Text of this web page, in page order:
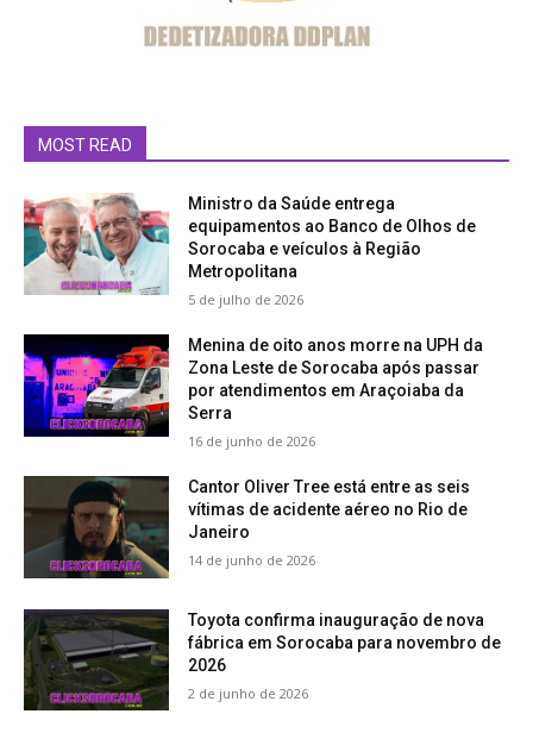
MOST READ
Ministro da Saúde entrega
equipamentos ao Banco de Olhos de
Sorocaba e veículos à Região
Metropolitana
5 de julho de 2026
Menina de oito anos morre na UPH da
Zona Leste de Sorocaba após passar
por atendimentos em Araçoiaba da
Serra
16 de junho de 2026
Cantor Oliver Tree está entre as seis
vítimas de acidente aéreo no Rio de
Janeiro
14 de junho de 2026
Toyota confirma inauguração de nova
fábrica em Sorocaba para novembro de
2026
2 de junho de 2026